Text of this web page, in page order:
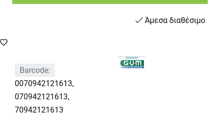
Άμεσα διαθέσιμο
Barcode:
0070942121613,
070942121613,
70942121613